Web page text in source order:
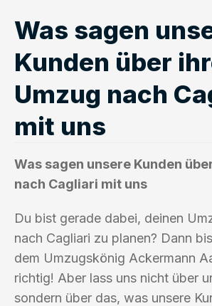
Was sagen
Kunden über
Umzug nach
mit uns
Was sagen unsere Kunden
nach Cagliari mit uns
Du bist gerade dabei, deinen
nach Cagliari zu planen? Dann
dem Umzugskönig Ackermann
richtig! Aber lass uns nicht über
sondern über das, was unsere